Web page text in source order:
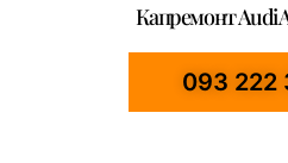
Капремонт Audi
093 222